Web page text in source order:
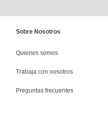
Sobre Nosotros
Quienes somos
Trabaja con nosotros
Preguntas frecuentes